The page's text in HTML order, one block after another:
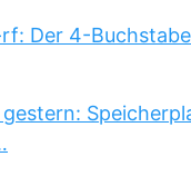
Der 4-